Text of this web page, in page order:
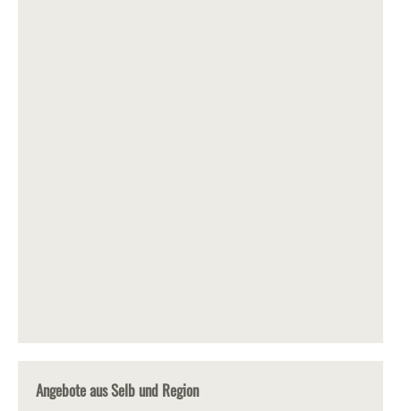
Angebote aus Selb und Region